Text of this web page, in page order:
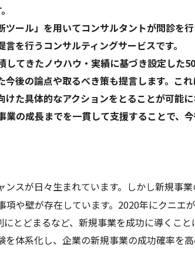
ール」を用いてコンサルタントが問診を
を行うコンサルティングサービスです。
てきたノウハウ・実績に基づき設定した
後の論点や取るべき策も提言します。こ
た具体的なアクションをとることが可能に
の成長までを一貫して支援することで、
スが日々生まれています。しかし新規事
や壁が存在しています。2020年にクニエ
とどまるなど、新規事業を成功に導くこ
体系化し、企業の新規事業の成功確率を